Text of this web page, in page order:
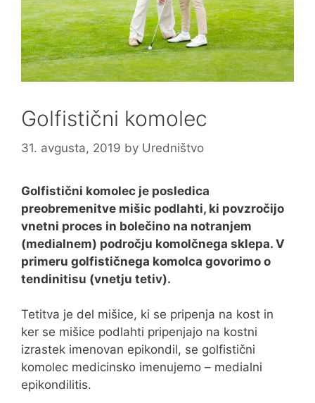
Golfistični komolec
31. avgusta, 2019 by Uredništvo
Golfistični komolec je posledica
preobremenitve mišic podlahti, ki povzročijo
vnetni proces in bolečino na notranjem
(medialnem) področju komolčnega sklepa. V
primeru golfističnega komolca govorimo o
tendinitisu (vnetju tetiv).
Tetitva je del mišice, ki se pripenja na kost in
ker se mišice podlahti pripenjajo na kostni
izrastek imenovan epikondil, se golfistični
komolec medicinsko imenujemo – medialni
epikondilitis.